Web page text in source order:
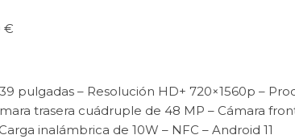
€
pulgadas – Resolución HD+ 720×1560p –
trasera cuádruple de 48 MP – Cámara
inalámbrica de 10W – NFC – Android 11